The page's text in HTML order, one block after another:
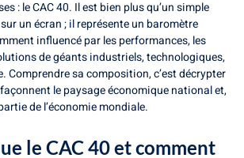
: le CAC 40. Il est bien plus qu’un simple
un écran ; il représente un baromètre
influencé par les performances, les
de géants industriels, technologiques,
Comprendre sa composition, c’est décrypter
le paysage économique national et,
de l’économie mondiale.
le CAC 40 et comment